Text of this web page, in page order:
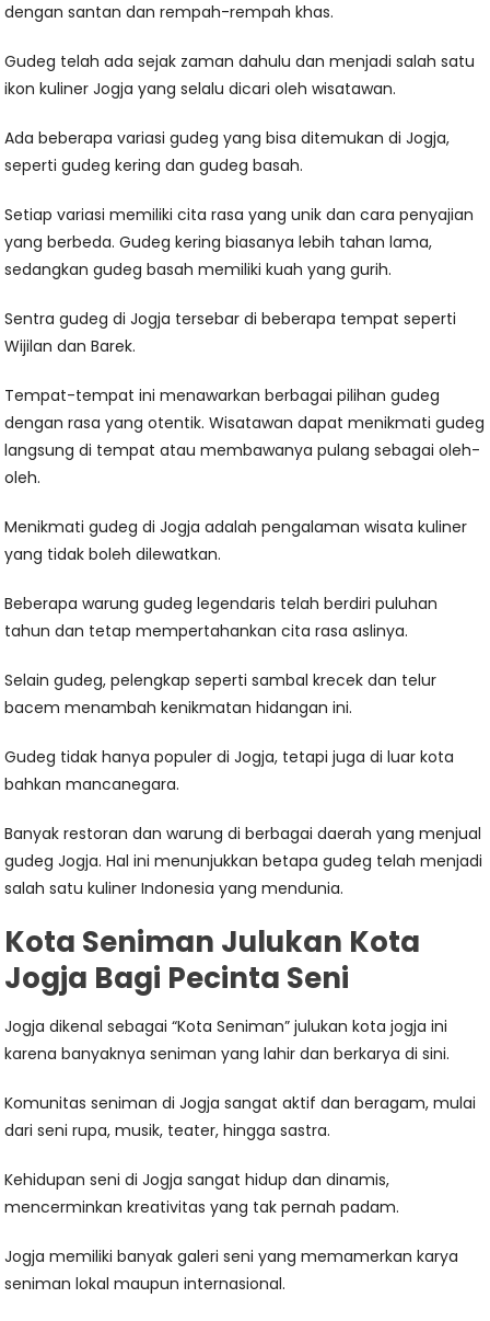
dengan santan dan rempah-rempah khas.
Gudeg telah ada sejak zaman dahulu dan menjadi salah satu
ikon kuliner Jogja yang selalu dicari oleh wisatawan.
Ada beberapa variasi gudeg yang bisa ditemukan di Jogja,
seperti gudeg kering dan gudeg basah.
Setiap variasi memiliki cita rasa yang unik dan cara penyajian
yang berbeda. Gudeg kering biasanya lebih tahan lama,
sedangkan gudeg basah memiliki kuah yang gurih.
Sentra gudeg di Jogja tersebar di beberapa tempat seperti
Wijilan dan Barek.
Tempat-tempat ini menawarkan berbagai pilihan gudeg
dengan rasa yang otentik. Wisatawan dapat menikmati gudeg
langsung di tempat atau membawanya pulang sebagai oleh-
oleh.
Menikmati gudeg di Jogja adalah pengalaman wisata kuliner
yang tidak boleh dilewatkan.
Beberapa warung gudeg legendaris telah berdiri puluhan
tahun dan tetap mempertahankan cita rasa aslinya.
Selain gudeg, pelengkap seperti sambal krecek dan telur
bacem menambah kenikmatan hidangan ini.
Gudeg tidak hanya populer di Jogja, tetapi juga di luar kota
bahkan mancanegara.
Banyak restoran dan warung di berbagai daerah yang menjual
gudeg Jogja. Hal ini menunjukkan betapa gudeg telah menjadi
salah satu kuliner Indonesia yang mendunia.
Kota Seniman Julukan Kota
Jogja Bagi Pecinta Seni
Jogja dikenal sebagai “Kota Seniman” julukan kota jogja ini
karena banyaknya seniman yang lahir dan berkarya di sini.
Komunitas seniman di Jogja sangat aktif dan beragam, mulai
dari seni rupa, musik, teater, hingga sastra.
Kehidupan seni di Jogja sangat hidup dan dinamis,
mencerminkan kreativitas yang tak pernah padam.
Jogja memiliki banyak galeri seni yang memamerkan karya
seniman lokal maupun internasional.